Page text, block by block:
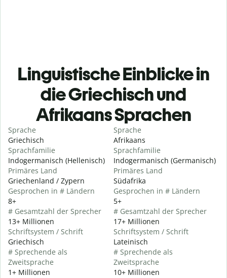
Linguistische Einblicke in
die Griechisch und
Afrikaans Sprachen
Sprache
Griechisch
Sprachfamilie
Indogermanisch (Hellenisch)
Primäres Land
Griechenland / Zypern
Gesprochen in # Ländern
8+
# Gesamtzahl der Sprecher
13+ Millionen
Schriftsystem / Schrift
Griechisch
# Sprechende als
Zweitsprache
1+ Millionen
Sprache
Afrikaans
Sprachfamilie
Indogermanisch (Germanisch)
Primäres Land
Südafrika
Gesprochen in # Ländern
5+
# Gesamtzahl der Sprecher
17+ Millionen
Schriftsystem / Schrift
Lateinisch
# Sprechende als
Zweitsprache
10+ Millionen